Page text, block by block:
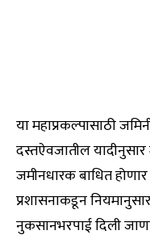
या महाप्रकल्पासाठी
दस्तऐवजातील यादीनुसार
जमीनधारक बाधित
प्रशासनाकडून
नुकसानभरपाई दिली